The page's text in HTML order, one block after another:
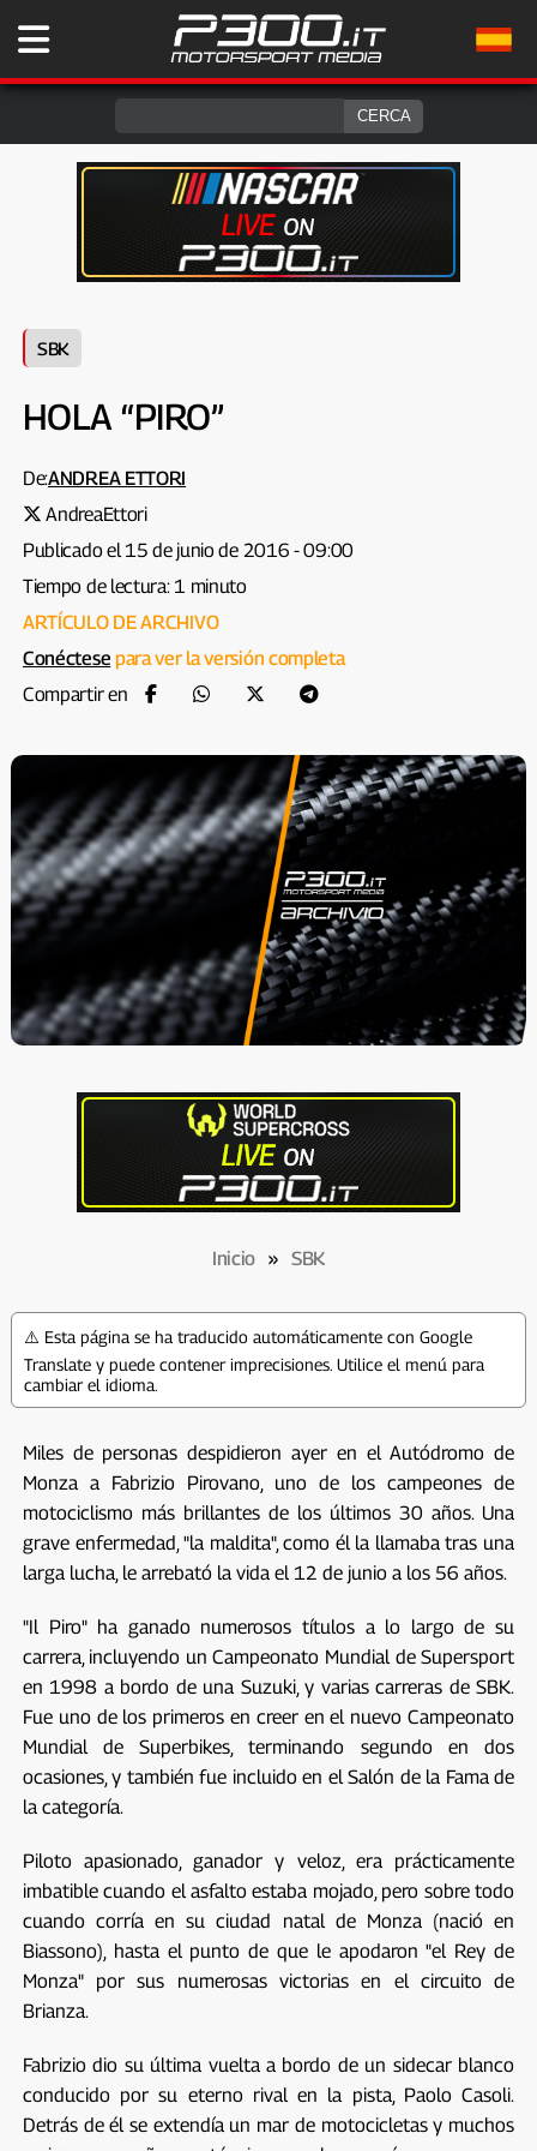
SBK
HOLA “PIRO”
De:ANDREA ETTORI
AndreaEttori
Publicado el 15 de junio de 2016 - 09:00
Tiempo de lectura: 1 minuto
ARTÍCULO DE ARCHIVO
Conéctese para ver la versión completa
Compartir en
Inicio » SBK
⚠️ Esta página se ha traducido automáticamente con Google
Translate y puede contener imprecisiones. Utilice el menú para
cambiar el idioma.
Miles de personas despidieron ayer en el Autódromo de
Monza a Fabrizio Pirovano, uno de los campeones de
motociclismo más brillantes de los últimos 30 años. Una
grave enfermedad, "la maldita", como él la llamaba tras una
larga lucha, le arrebató la vida el 12 de junio a los 56 años.
"Il Piro" ha ganado numerosos títulos a lo largo de su
carrera, incluyendo un Campeonato Mundial de Supersport
en 1998 a bordo de una Suzuki, y varias carreras de SBK.
Fue uno de los primeros en creer en el nuevo Campeonato
Mundial de Superbikes, terminando segundo en dos
ocasiones, y también fue incluido en el Salón de la Fama de
la categoría.
Piloto apasionado, ganador y veloz, era prácticamente
imbatible cuando el asfalto estaba mojado, pero sobre todo
cuando corría en su ciudad natal de Monza (nació en
Biassono), hasta el punto de que le apodaron "el Rey de
Monza" por sus numerosas victorias en el circuito de
Brianza.
Fabrizio dio su última vuelta a bordo de un sidecar blanco
conducido por su eterno rival en la pista, Paolo Casoli.
Detrás de él se extendía un mar de motocicletas y muchos